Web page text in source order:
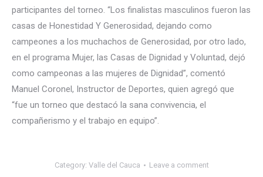
participantes del torneo. “Los finalistas masculinos fueron las
casas de Honestidad Y Generosidad, dejando como
campeones a los muchachos de Generosidad, por otro lado,
en el programa Mujer, las Casas de Dignidad y Voluntad, dejó
como campeonas a las mujeres de Dignidad”, comentó
Manuel Coronel, Instructor de Deportes, quien agregó que
“fue un torneo que destacó la sana convivencia, el
compañerismo y el trabajo en equipo”.
Category: Valle del Cauca Leave a comment